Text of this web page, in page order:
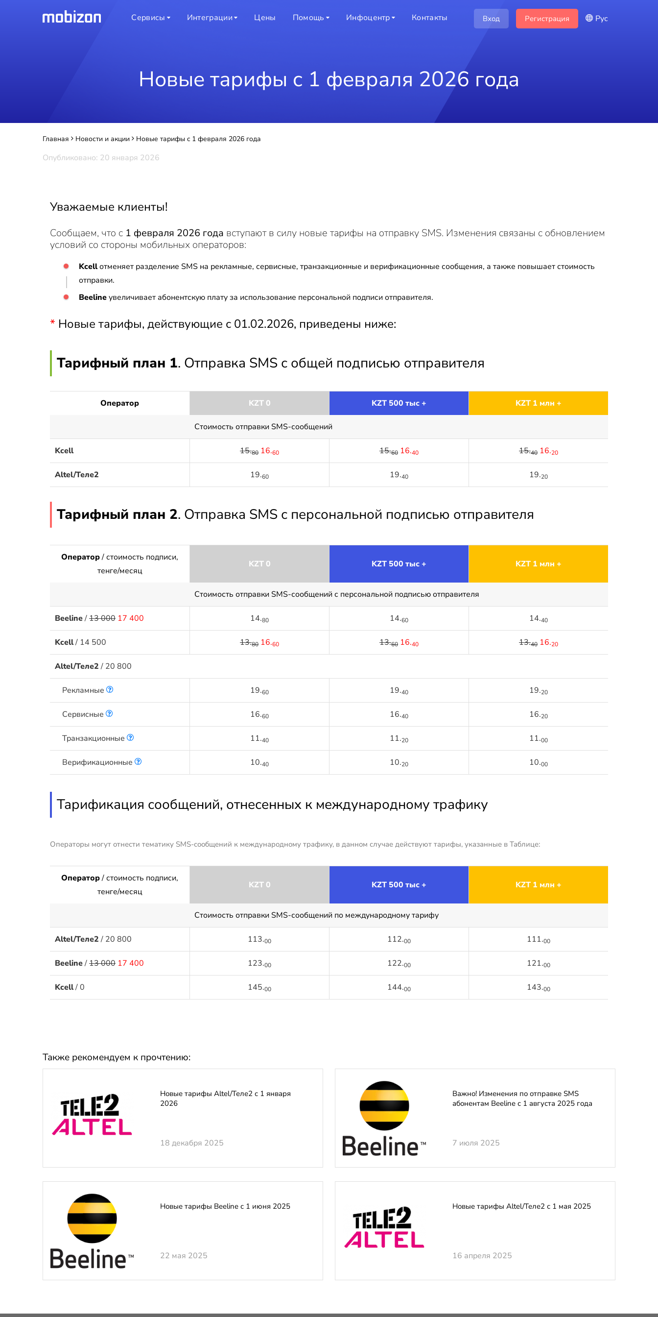
Сервисы Интеграции Цены Помощь Инфоцентр Контакты Вход Регистрация Рус
Главная Новости и акции Новые тарифы c 1 февраля 2026 года
Новые тарифы c 1 февраля 2026 года
Опубликовано: 20 января 2026
Уважаемые клиенты!
Сообщаем, что с 1 февраля 2026 года вступают в силу новые тарифы на отправку SMS. Изменения связаны с обновлением
условий со стороны мобильных операторов:
Kcellотменяет разделение SMS на рекламные, сервисные, транзакционные и верификационные сообщения, а также повышает стоимость
отправки.
Beelineувеличивает абонентскую плату за использование персональной подписи отправителя.
* Новые тарифы, действующие с 01.02.2026, приведены ниже:
Тарифный план 1. Отправка SMS с общей подписью отправителя
Оператор KZT 0 KZT 500 тыс + KZT 1 млн +
Стоимость отправки SMS-сообщений
Kcell 15.80 16.60 15.60 16.40 15.40 16.20
Altel/Теле2 19.60 19.40 19.20
Тарифный план 2. Отправка SMS с персональной подписью отправителя
Оператор/ стоимость подписи,
тенге/месяц
KZT 0 KZT 500 тыс + KZT 1 млн +
Стоимость отправки SMS-сообщений с персональной подписью отправителя
Beeline/13 000 17 400 14.80 14.60 14.40
Kcell/ 14 500 13.80 16.60 13.60 16.40 13.40 16.20
Altel/Теле2/ 20 800
Рекламные 19.60 19.40 19.20
Сервисные 16.60 16.40 16.20
Транзакционные 11.40 11.20 11.00
Верификационные 10.40 10.20 10.00
Тарификация сообщений, отнесенных к международному трафику
Операторы могут отнести тематику SMS-сообщений к международному трафику, в данном случае действуют тарифы, указанные в Таблице:
Оператор/ стоимость подписи,
тенге/месяц
KZT 0 KZT 500 тыс + KZT 1 млн +
Стоимость отправки SMS-сообщений по международному тарифу
Altel/Теле2/ 20 800 113.00 112.00 111.00
Beeline/13 000 17 400 123.00 122.00 121.00
Kcell/ 0 145.00 144.00 143.00
Также рекомендуем к прочтению:
Новые тарифы Altel/Теле2 с 1 января
2026
18 декабря 2025
Важно! Изменения по отправке SMS
абонентам Beeline с 1 августа 2025 года
7 июля 2025
Новые тарифы Beeline с 1 июня 2025
22 мая 2025
Новые тарифы Altel/Теле2 с 1 мая 2025
16 апреля 2025